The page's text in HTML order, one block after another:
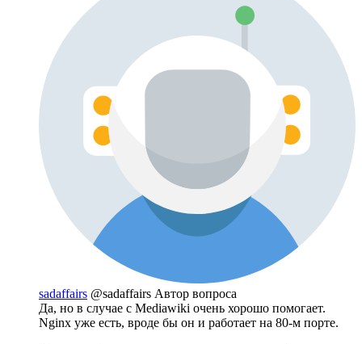
sadaffairs @sadaffairs Автор вопроса
Да, но в случае с Mediawiki очень хорошо помогает.
Nginx уже есть, вроде бы он и работает на 80-м порте.